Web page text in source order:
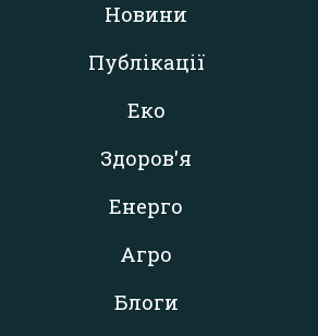
Новини
Публікації
Еко
Здоров'я
Енерго
Агро
Блоги